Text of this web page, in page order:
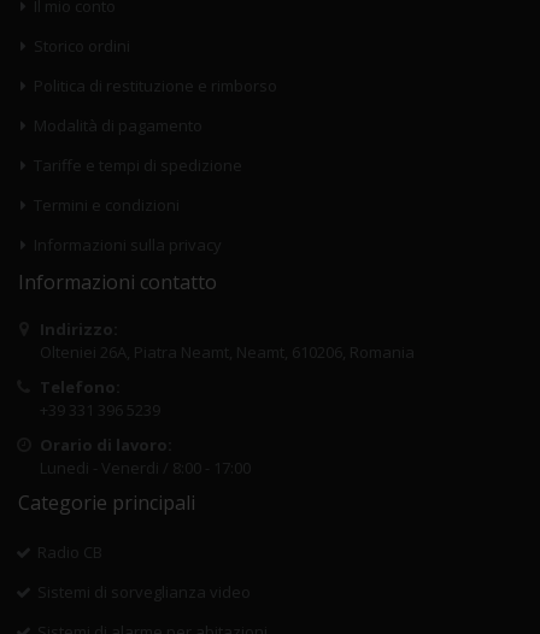
Il mio conto
Storico ordini
Politica di restituzione e rimborso
Modalità di pagamento
Tariffe e tempi di spedizione
Termini e condizioni
Informazioni sulla privacy
Informazioni contatto
Indirizzo:
Olteniei 26A, Piatra Neamt, Neamt, 610206, Romania
Telefono:
+39 331 396 5239
Orario di lavoro:
Lunedi - Venerdi / 8:00 - 17:00
Categorie principali
Radio CB
Sistemi di sorveglianza video